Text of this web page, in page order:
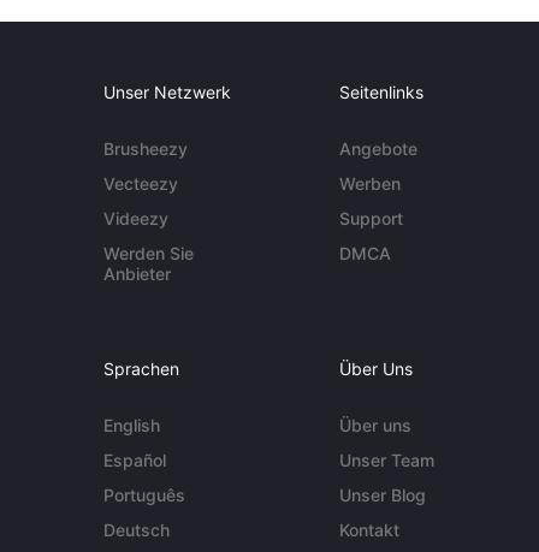
Unser Netzwerk
Brusheezy
Vecteezy
Videezy
Werden Sie
Anbieter
Seitenlinks
Angebote
Werben
Support
DMCA
Sprachen
English
Español
Português
Deutsch
Über Uns
Über uns
Unser Team
Unser Blog
Kontakt